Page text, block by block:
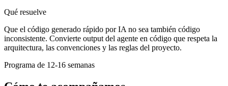
Qué resuelve
Que el código generado rápido por IA no sea también código
inconsistente. Convierte output del agente en código que respeta la
arquitectura, las convenciones y las reglas del proyecto.
Programa de 12-16 semanas